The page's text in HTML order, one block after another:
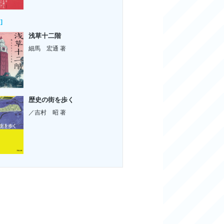
浅草十二階
細馬 宏通 著
歴史の街を歩く
／吉村 昭 著